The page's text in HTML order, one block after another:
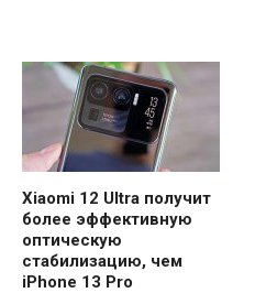
Xiaomi 12 Ultra получит
более эффективную
оптическую
стабилизацию, чем
iPhone 13 Pro